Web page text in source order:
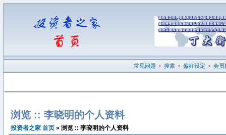
常见问题 • 搜索 • 偏好设定 • 会员
浏览 :: 李晓明的个人资料
投资者之家 首页 » 浏览 :: 李晓明的个人资料